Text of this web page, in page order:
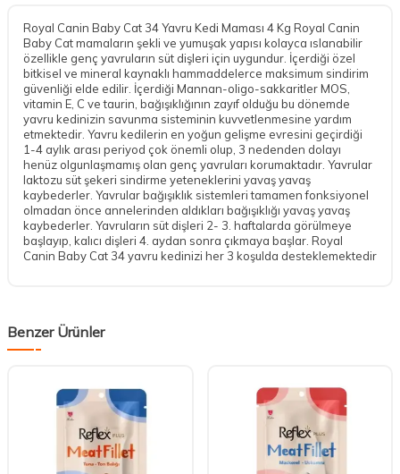
Royal Canin Baby Cat 34 Yavru Kedi Maması 4 Kg Royal Canin
Baby Cat mamaların şekli ve yumuşak yapısı kolayca ıslanabilir
özellikle genç yavruların süt dişleri için uygundur. İçerdiği özel
bitkisel ve mineral kaynaklı hammaddelerce maksimum sindirim
güvenliği elde edilir. İçerdiği Mannan-oligo-sakkaritler MOS,
vitamin E, C ve taurin, bağışıklığının zayıf olduğu bu dönemde
yavru kedinizin savunma sisteminin kuvvetlenmesine yardım
etmektedir. Yavru kedilerin en yoğun gelişme evresini geçirdiği
1-4 aylık arası periyod çok önemli olup, 3 nedenden dolayı
henüz olgunlaşmamış olan genç yavruları korumaktadır. Yavrular
laktozu süt şekeri sindirme yeteneklerini yavaş yavaş
kaybederler. Yavrular bağışıklık sistemleri tamamen fonksiyonel
olmadan önce annelerinden aldıkları bağışıklığı yavaş yavaş
kaybederler. Yavruların süt dişleri 2- 3. haftalarda görülmeye
başlayıp, kalıcı dişleri 4. aydan sonra çıkmaya başlar. Royal
Canin Baby Cat 34 yavru kedinizi her 3 koşulda desteklemektedir
Benzer Ürünler